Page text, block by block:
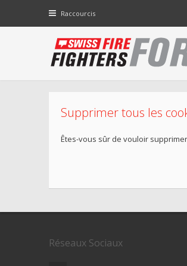
Raccourcis
Supprimer tous les
Êtes-vous sûr de vouloir
Réseaux Sociaux